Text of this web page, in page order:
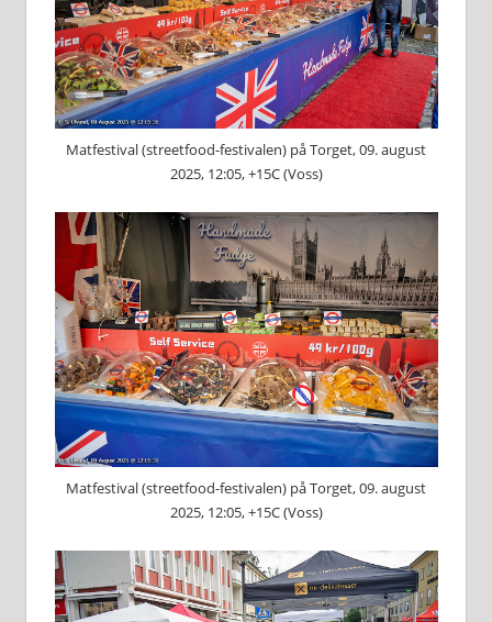
Matfestival (streetfood-festivalen) på Torget, 09. august
2025, 12:05, +15C (Voss)
Matfestival (streetfood-festivalen) på Torget, 09. august
2025, 12:05, +15C (Voss)